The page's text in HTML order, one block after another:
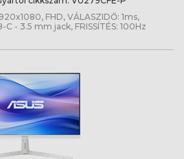
FHD, VÁLASZIDŐ: 1ms,
C - 3.5 mm jack, FRISSÍTÉS: 100Hz